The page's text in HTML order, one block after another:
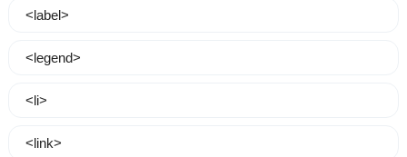
<label>
<legend>
<li>
<link>